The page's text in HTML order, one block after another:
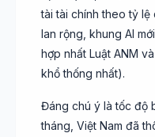
tài tài chính theo tỷ lệ
lan rộng, khung AI
hợp nhất Luật ANM
khổ thống nhất).
Đáng chú ý là tốc độ
tháng, Việt Nam đã